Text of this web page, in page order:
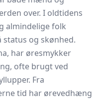
over. I oldtidens
almindelige folk
og skønhed.
har øresmykker
ofte brugt ved
Fra
tid har ørevedhæng